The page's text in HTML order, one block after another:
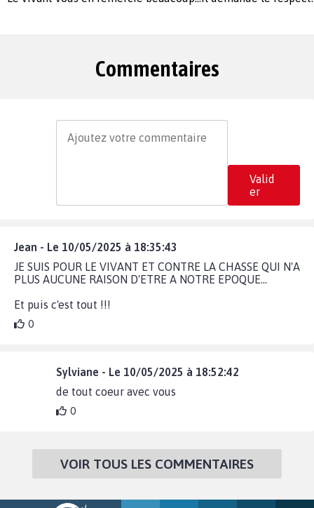
Commentaires
Valid
er
Jean - Le 10/05/2025 à 18:35:43
JE SUIS POUR LE VIVANT ET CONTRE LA CHASSE QUI N'A
PLUS AUCUNE RAISON D'ETRE A NOTRE EPOQUE...
Et puis c'est tout !!!
0
Sylviane - Le 10/05/2025 à 18:52:42
de tout coeur avec vous
0
VOIR TOUS LES COMMENTAIRES